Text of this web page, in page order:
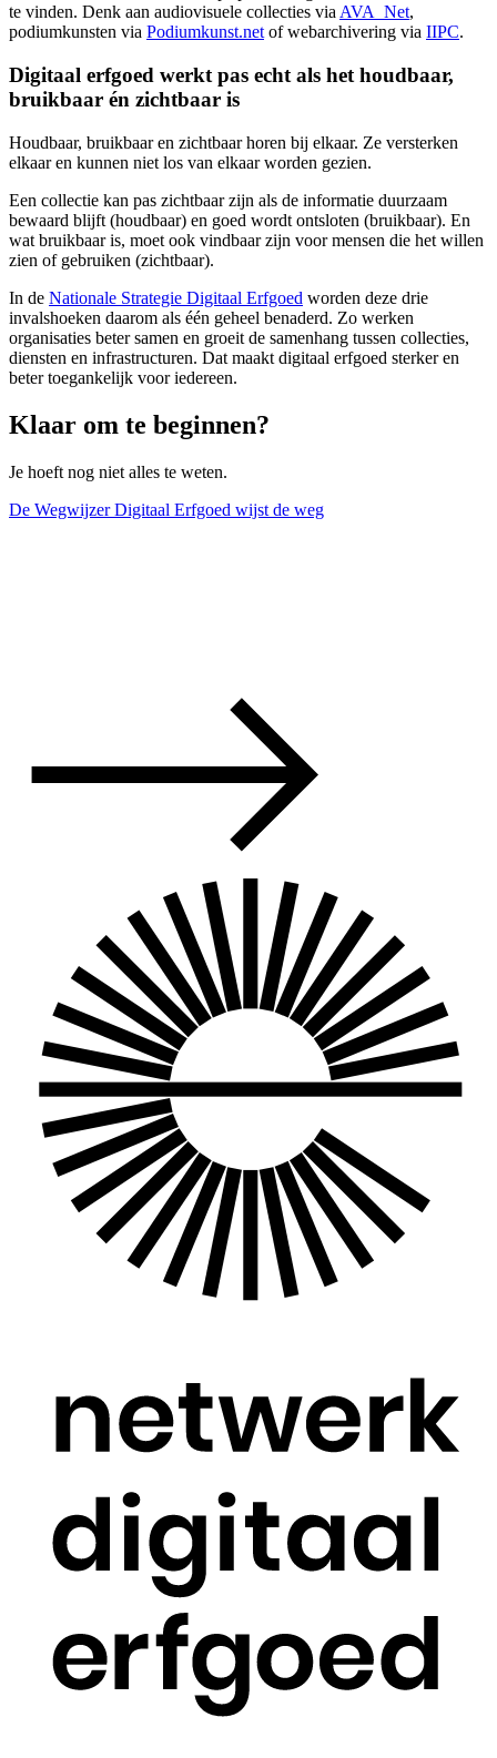
te vinden. Denk aan audiovisuele collecties via AVA_Net,
podiumkunsten via Podiumkunst.net of webarchivering via IIPC.
Digitaal erfgoed werkt pas echt als het houdbaar,
bruikbaar én zichtbaar is
Houdbaar, bruikbaar en zichtbaar horen bij elkaar. Ze versterken
elkaar en kunnen niet los van elkaar worden gezien.
Een collectie kan pas zichtbaar zijn als de informatie duurzaam
bewaard blijft (houdbaar) en goed wordt ontsloten (bruikbaar). En
wat bruikbaar is, moet ook vindbaar zijn voor mensen die het willen
zien of gebruiken (zichtbaar).
In de Nationale Strategie Digitaal Erfgoed worden deze drie
invalshoeken daarom als één geheel benaderd. Zo werken
organisaties beter samen en groeit de samenhang tussen collecties,
diensten en infrastructuren. Dat maakt digitaal erfgoed sterker en
beter toegankelijk voor iedereen.
Klaar om te beginnen?
Je hoeft nog niet alles te weten.
De Wegwijzer Digitaal Erfgoed wijst de weg